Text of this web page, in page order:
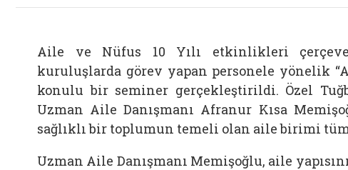
Aile ve Nüfus 10 Yılı etkinlikleri
kuruluşlarda görev yapan personele yönelik
konulu bir seminer gerçekleştirildi. Özel
Uzman Aile Danışmanı Afranur Kısa
sağlıklı bir toplumun temeli olan aile birimi
Uzman Aile Danışmanı Memişoğlu, aile